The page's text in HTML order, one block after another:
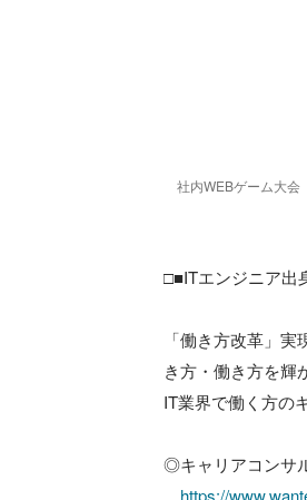
社内WEBゲーム大会
□■ITエンジニア出
「働き方改革」
き方・働き方を輝
IT業界で働く方の
◎キャリアコンサ
https://